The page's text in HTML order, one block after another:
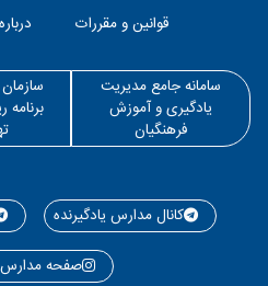
قوانین و مقررات
سامانه جامع مدیریت
یادگیری و آموزش
فرهنگیان
برنامه
کانال مدارس یادگیرنده
صفحه مدارس